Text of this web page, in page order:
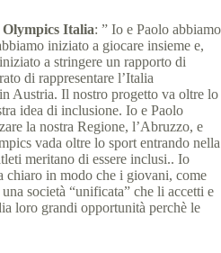
Italia: ” Io e Paolo abbiamo
iniziato a giocare insieme e,
a stringere un rapporto di
di rappresentare l’Italia
Austria. Il nostro progetto va oltre lo
idea di inclusione. Io e Paolo
la nostra Regione, l’Abruzzo, e
vada oltre lo sport entrando nella
meritano di essere inclusi.. Io
chiaro in modo che i giovani, come
società “unificata” che li accetti e
loro grandi opportunità perchè le